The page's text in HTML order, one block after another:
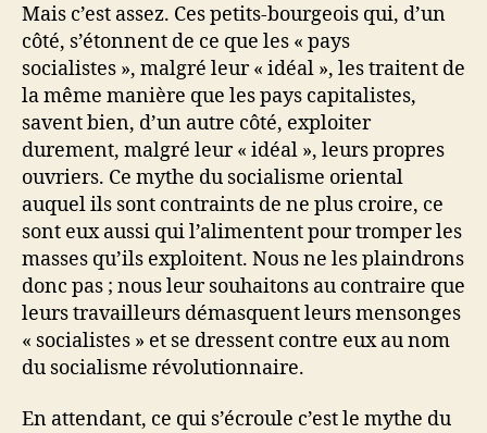
Mais c’est assez. Ces petits-bourgeois qui, d’un
côté, s’étonnent de ce que les « pays
socialistes », malgré leur « idéal », les traitent de
la même manière que les pays capitalistes,
savent bien, d’un autre côté, exploiter
durement, malgré leur « idéal », leurs propres
ouvriers. Ce mythe du socialisme oriental
auquel ils sont contraints de ne plus croire, ce
sont eux aussi qui l’alimentent pour tromper les
masses qu’ils exploitent. Nous ne les plaindrons
donc pas ; nous leur souhaitons au contraire que
leurs travailleurs démasquent leurs mensonges
« socialistes » et se dressent contre eux au nom
du socialisme révolutionnaire.
En attendant, ce qui s’écroule c’est le mythe du